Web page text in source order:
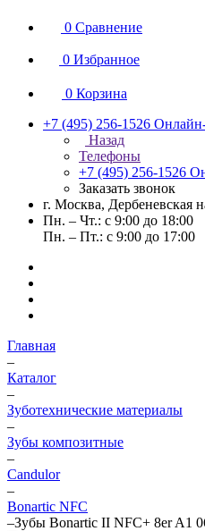
0 Сравнение
0 Избранное
0 Корзина
+7 (495) 256-1526 Онлайн-
Назад
Телефоны
+7 (495) 256-1526
Заказать звонок
г. Москва, Дербеневская
Пн. – Чт.: с 9:00 до 18:00
Пн. – Пт.: с 9:00 до 17:00
Главная
–
Каталог
–
Зуботехнические материалы
–
Зубы композитные
–
Candulor
–
Bonartic NFC
–Зубы Bonartic II NFC+ 8er A1